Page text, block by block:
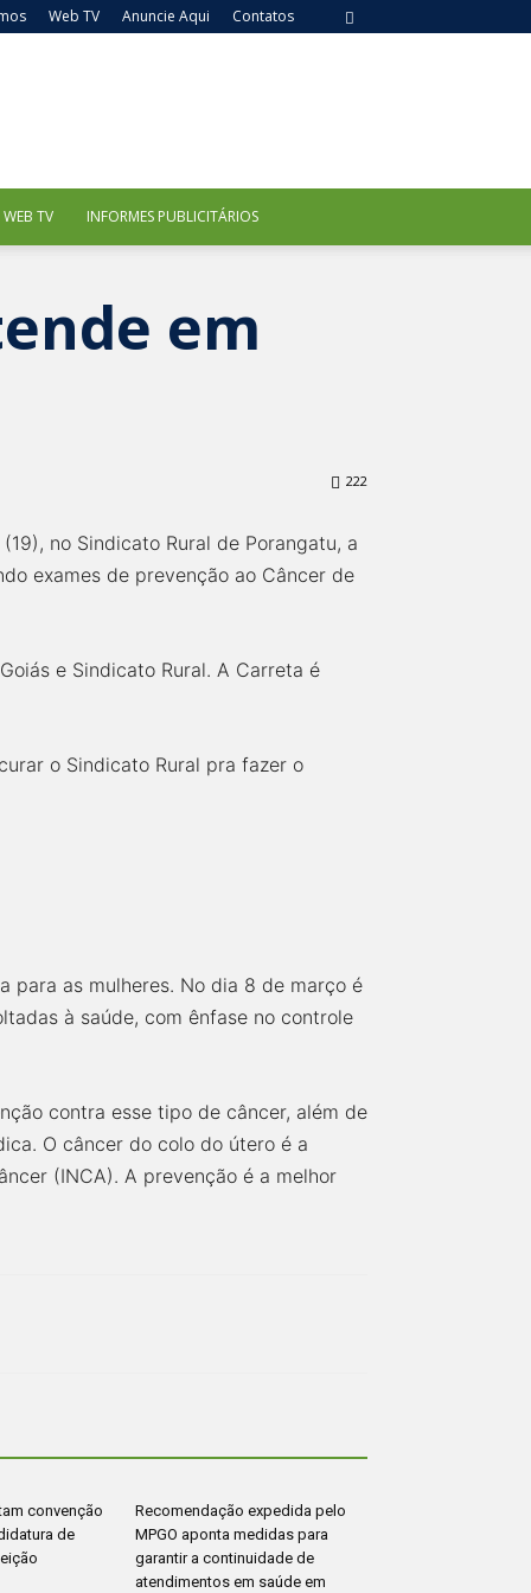
Web TV Anuncie Aqui Contatos
WEB TV INFORMES PUBLICITÁRIOS
em
222
no Sindicato Rural de Porangatu, a
exames de prevenção ao Câncer de
e Sindicato Rural. A Carreta é
o Sindicato Rural pra fazer o
para as mulheres. No dia 8 de março é
à saúde, com ênfase no controle
contra esse tipo de câncer, além de
O câncer do colo do útero é a
(INCA). A prevenção é a melhor
convenção
de
Recomendação expedida pelo
MPGO aponta medidas para
garantir a continuidade de
atendimentos em saúde em